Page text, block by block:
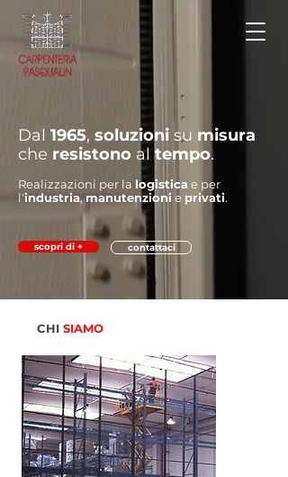
Dal 1965, soluzioni su misura
che resistono al tempo.
Realizzazioni per la logistica e per
l'industria, manutenzioni e privati.
scopri di + contattaci
CHI SIAMO